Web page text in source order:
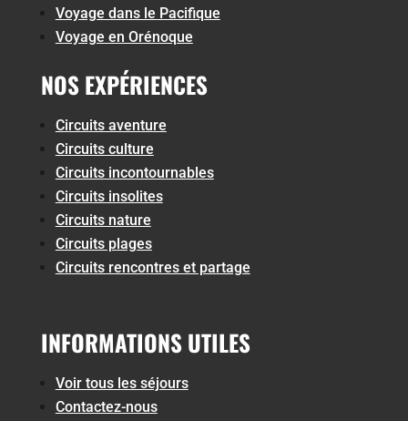
Voyage dans le Pacifique
Voyage en Orénoque
NOS EXPÉRIENCES
Circuits aventure
Circuits culture
Circuits incontournables
Circuits insolites
Circuits nature
Circuits plages
Circuits rencontres et partage
INFORMATIONS UTILES
Voir tous les séjours
Contactez-nous